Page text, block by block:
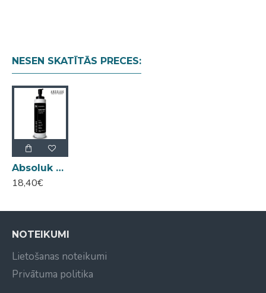
NESEN SKATĪTĀS PRECES:
Absoluk Diagnostic Black Violet šampūns dzeltenīgo nokrāsu neitralizēšanai 1000ml
18,40€
NOTEIKUMI
Lietošanas noteikumi
Privātuma politika